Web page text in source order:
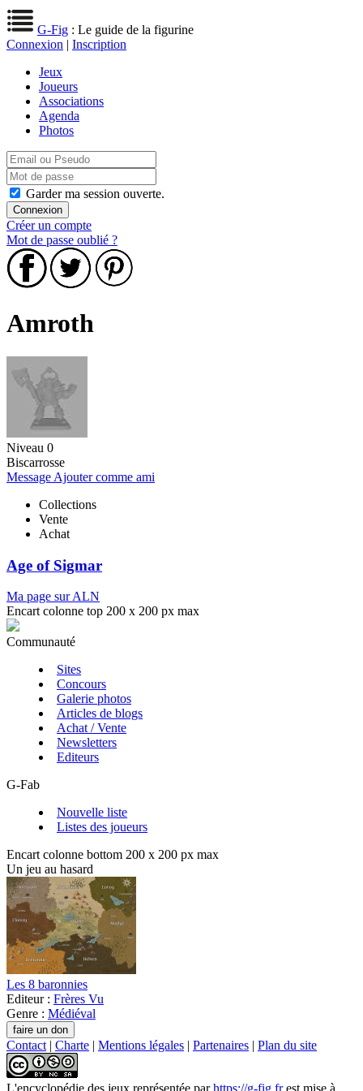
G-Fig : Le guide de la figurine
Connexion | Inscription
Jeux
Joueurs
Associations
Agenda
Photos
Garder ma session ouverte.
Créer un compte
Mot de passe oublié ?
Amroth
Niveau 0
Biscarrosse
Message Ajouter comme ami
Collections
Vente
Achat
Age of Sigmar
Ma page sur ALN
Encart colonne top 200 x 200 px max
Communauté
Sites
Concours
Galerie photos
Articles de blogs
Achat / Vente
Newsletters
Editeurs
G-Fab
Nouvelle liste
Listes des joueurs
Encart colonne bottom 200 x 200 px max
Un jeu au hasard
Les 8 baronnies
Editeur : Frères Vu
Genre : Médiéval
Contact | Charte | Mentions légales | Partenaires | Plan du site